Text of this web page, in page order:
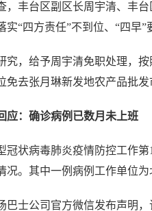
，丰台区副区长周宇清、丰
“四方责任”不到位、“四早”
，给予周宇清免职处理，按
免去张月琳新发地农产品批发
：确诊病例已数月未上班
状病毒肺炎疫情防控工作第
况。其中一例病例工作单位为
士公司官方微信发布声明，